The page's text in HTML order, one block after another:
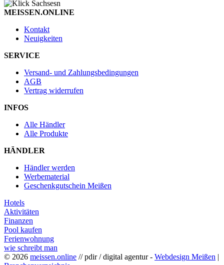
MEISSEN.ONLINE
Kontakt
Neuigkeiten
SERVICE
Versand- und Zahlungsbedingungen
AGB
Vertrag widerrufen
INFOS
Alle Händler
Alle Produkte
HÄNDLER
Händler werden
Werbematerial
Geschenkgutschein Meißen
Hotels
Aktivitäten
Finanzen
Pool kaufen
Ferienwohnung
wie schreibt man
© 2026 meissen.online // pdir / digital agentur - Webdesign Meißen |